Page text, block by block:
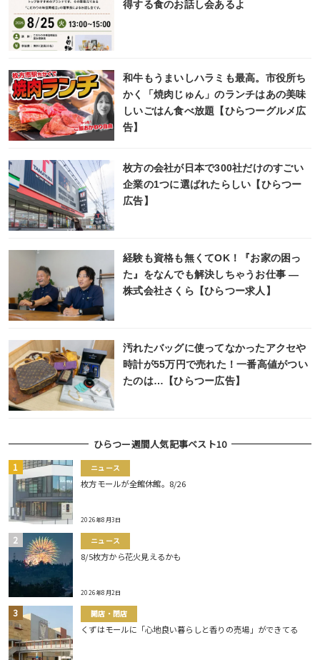
得する食のお話し会あるよ
和牛もうまいしハラミも最高。市役所ち
かく「焼肉じゅん」のランチはあの美味
しいごはん食べ放題【ひらつーグルメ広
告】
枚方の会社が日本で300社だけのすごい
企業の1つに選ばれたらしい【ひらつー
広告】
経験も資格も無くてOK！『お家の困っ
た』をなんでも解決しちゃうお仕事 ―
株式会社さくら【ひらつー求人】
汚れたバッグに使ってなかったアクセや
時計が55万円で売れた！一番高値がつい
たのは…【ひらつー広告】
ひらつー週間人気記事ベスト10
ニュース
枚方モールが全館休館。8/26
2026年8月3日
ニュース
8/5枚方から花火見えるかも
2026年8月2日
開店・閉店
くずはモールに「心地良い暮らしと香りの売場」ができてる